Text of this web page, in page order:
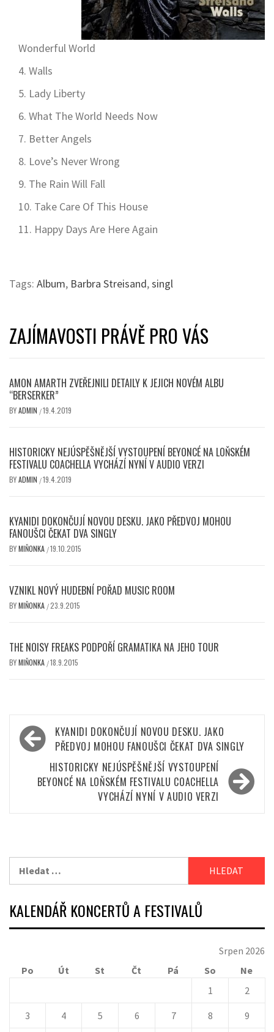
Wonderful World
Walls
Lady Liberty
What The World Needs Now
Better Angels
Love’s Never Wrong
The Rain Will Fall
Take Care Of This House
Happy Days Are Here Again
Tags: Album, Barbra Streisand,singl
ZAJÍMAVOSTI PRÁVĚ PRO VÁS
AMON AMARTH ZVEŘEJNILI DETAILY K JEJICH NOVÉM ALBU
“BERSERKER”
BYADMIN /19.4.2019
HISTORICKY NEJÚSPĚŠNĚJŠÍ VYSTOUPENÍ BEYONCÉ NA LOŇSKÉM
FESTIVALU COACHELLA VYCHÁZÍ NYNÍ V AUDIO VERZI
BYADMIN /19.4.2019
KYANIDI DOKONČUJÍ NOVOU DESKU. JAKO PŘEDVOJ MOHOU
FANOUŠCI ČEKAT DVA SINGLY
BYMIŇONKA /19.10.2015
VZNIKL NOVÝ HUDEBNÍ POŘAD MUSIC ROOM
BYMIŇONKA /23.9.2015
THE NOISY FREAKS PODPOŘÍ GRAMATIKA NA JEHO TOUR
BYMIŇONKA /18.9.2015
Navigace
pro
příspěvek
KYANIDI DOKONČUJÍ NOVOU DESKU. JAKO
PŘEDVOJ MOHOU FANOUŠCI ČEKAT DVA SINGLY
HISTORICKY NEJÚSPĚŠNĚJŠÍ VYSTOUPENÍ
BEYONCÉ NA LOŇSKÉM FESTIVALU COACHELLA
VYCHÁZÍ NYNÍ V AUDIO VERZI
KALENDÁŘ KONCERTŮ A FESTIVALŮ
Srpen 2026
Po
Út St Čt Pá So
Ne
1
2
3 4 5 6 7 8 9